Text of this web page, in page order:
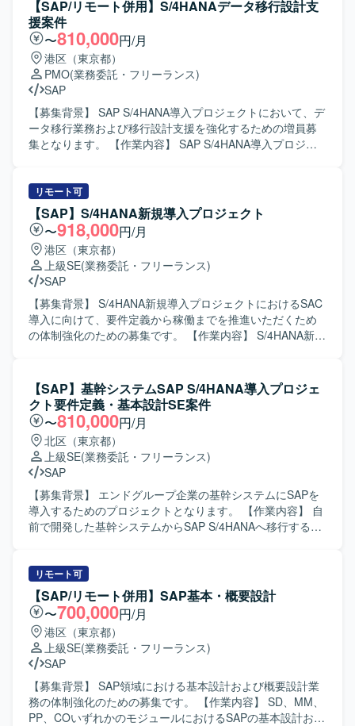
析と修正方針の検討、ABAPアドオンのデバッグ結果を踏ま
えた不具合判定などを行っていただきます。また、管理会
計および生産管理に関する業務フロー理解をもとに、関連
トランザクションの確認や業務部門との認識合わせなども
行っていただきます。 【求める人物像】 自身のタスクに責
任感を持ち、主体的に業務を遂行できる方を求めていま
す。関係者とのコミュニケーションを円滑に行いながら、
課題に対して前向きに取り組んでいただける方を歓迎いた
します。 【ポジションの魅力】 大手電機メーカー向けの大
準機能とアドオン機能の両面から要件整理や設計・検証に
携わることで、上流工程から一連のプロセスを経験できる
点が魅力です。 【開発環境】 SAP S/4HANA環境上でのCO
およびPPモジュール、ABAPによるアドオン開発・デバッグ
を行う構成となっています。
【SAP/リモート併用】S/4HANAデータ移行設計支
援案件
〜810,000円/月
港区（東京都）
PMO(業務委託・フリーランス)
SAP
【募集背景】 SAP S/4HANA導入プロジェクトにおいて、デ
ータ移行業務および移行設計支援を強化するための増員募
集となります。 【作業内容】 SAP S/4HANA導入プロジェ
だきます。具体的には、データ移行の計画に基づく進捗管
理、各拠点との調整、課題管理などのマネジメント業務を
中心に、移行設計に関するレビューや関連ドキュメントの
整備も実施していただきます。 【求める人物像】 多くの関
係者と連携しながら業務を進められるコミュニケーション
力をお持ちの方を求めています。状況に応じて自律的に課
題を抽出し、関係者と協議しながら解決に導ける主体性と
推進力をお持ちの方にマッチするポジションです。 【ポジ
ションの魅力】 大規模なSAP S/4HANA導入プロジェクトに
上流工程から関わることができ、データ移行および移行設
で、今後のSAP案件におけるリードポジションとしてのキ
ャリア形成にもつながります。 【開発環境】 SAP
S/4HANAを中心としたERP環境でのデータ移行および移行
設計業務となります。
リモート可
【SAP】S/4HANA新規導入プロジェクト
〜918,000円/月
港区（東京都）
上級SE(業務委託・フリーランス)
SAP
【募集背景】 S/4HANA新規導入プロジェクトにおけるSAC
導入に向けて、要件定義から稼働までを推進いただくため
の体制強化のための募集です。 【作業内容】 S/4HANA新規
資案件の原価償却シミュレーションや燃油価格の変動に応
じたシミュレーションなど、顧客の各種シミュレーション
要望を整理し要件化していただきます。その後の基本設
計、開発、テスト、稼働まで一連の工程に関与し、SACを
活用した予算策定から分析までの仕組みづくりを支援して
いただきます。 【求める人物像】 顧客の業務内容を丁寧に
理解しながら要件を整理できる方を求めています。関係者
との円滑なコミュニケーションを行い、要件定義フェーズ
をリードできる主体性と責任感のある方が望ましいです。
【ポジションの魅力】 S/4HANA新規導入という大規模プロ
業務改善に直結するシミュレーション要件を形にしていく
経験を積むことができ、SAPおよびSAC領域での専門性を
高めていただけます。 【開発環境】 S/4HANAおよびSACを
中心としたSAP製品群を利用した環境です。
【SAP】基幹システムSAP S/4HANA導入プロジェ
クト要件定義・基本設計SE案件
〜810,000円/月
北区（東京都）
上級SE(業務委託・フリーランス)
SAP
【募集背景】 エンドグループ企業の基幹システムにSAPを
導入するためのプロジェクトとなります。 【作業内容】 自
前で開発した基幹システムからSAP S/4HANAへ移行するに
ーションを取りながら主体的に要件整理と設計を進めてい
ただける方を求めております。 【ポジションの魅力】 基幹
システム全体のSAP導入プロジェクトに上流工程から参画
でき、販売管理や購買管理／在庫管理領域での業務知見と
SAPスキルを高めていただけます。 【開発環境】 SAP
S/4HANAを中心とした基幹システム環境となります。
リモート可
【SAP/リモート併用】SAP基本・概要設計
〜700,000円/月
港区（東京都）
上級SE(業務委託・フリーランス)
SAP
【募集背景】 SAP領域における基本設計および概要設計業
務の体制強化のための募集です。 【作業内容】 SD、MM、
PP、COいずれかのモジュールにおけるSAPの基本設計およ